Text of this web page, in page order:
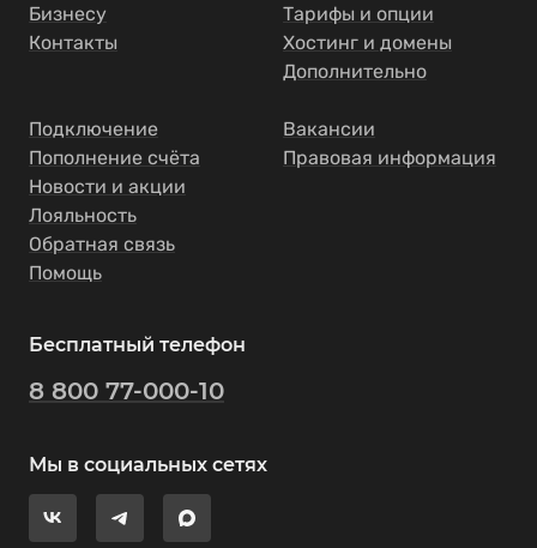
Бизнесу
Контакты
Тарифы и опции
Хостинг и домены
Дополнительно
Подключение
Пополнение счёта
Новости и акции
Лояльность
Обратная связь
Помощь
Вакансии
Правовая информация
Бесплатный телефон
8 800 77-000-10
Мы в социальных сетях